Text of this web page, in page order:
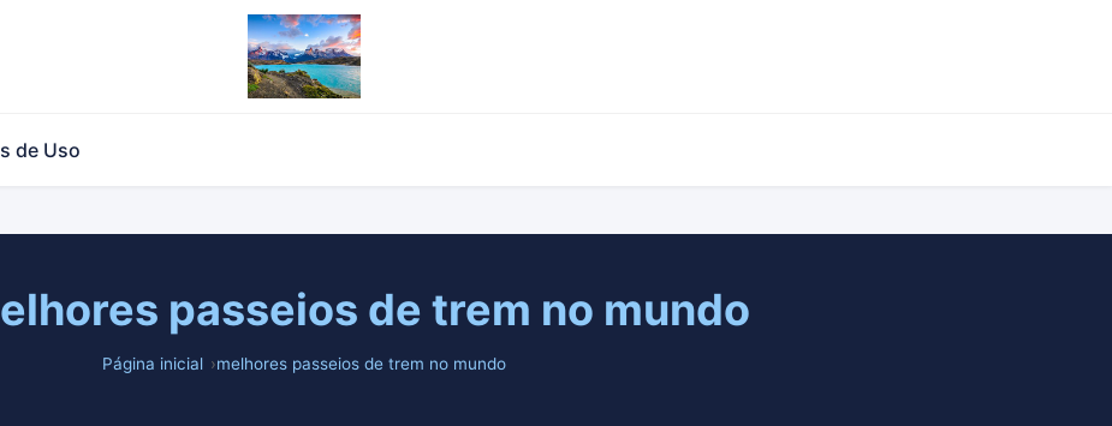
de Uso
passeios de trem no mundo
Página inicial melhores passeios de trem no mundo